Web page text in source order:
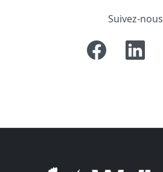
Suivez-nous